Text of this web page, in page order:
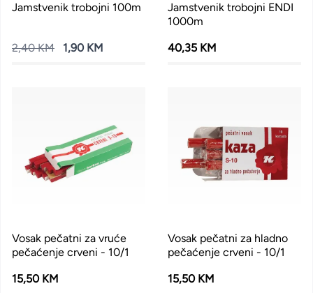
Jamstvenik trobojni 100m
2,40 KM 1,90 KM
Jamstvenik trobojni ENDI
1000m
40,35 KM
Vosak pečatni za vruće
pečaćenje crveni - 10/1
15,50 KM
Vosak pečatni za hladno
pečaćenje crveni - 10/1
15,50 KM